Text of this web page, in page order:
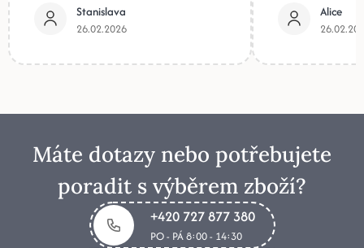
Stanislava
26.02.2026
Alice
Máte dotazy nebo potřebujete
poradit s výběrem zboží?
+420 727 877 380
PO - PÁ 8:00 - 14:30